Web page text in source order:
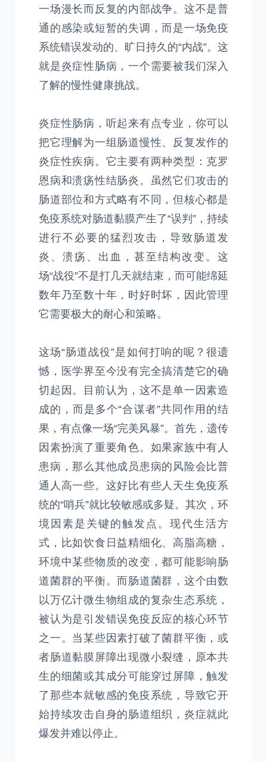
一场漫长而反复的内部战争。这不是普
通的感染或短暂的失调，而是一场免疫
系统错误发动的、旷日持久的“内战”。这
就是炎症性肠病，一个需要被我们深入
了解的慢性健康挑战。
炎症性肠病，听起来有点专业，你可以
把它理解为一组肠道慢性、反复发作的
炎症性疾病。它主要有两种类型：克罗
恩病和溃疡性结肠炎。虽然它们攻击的
肠道部位和方式略有不同，但核心都是
免疫系统对肠道黏膜产生了“误判”，持续
进行不必要的猛烈攻击，导致肠道发
炎、溃疡、出血，甚至结构改变。这
场“战役”不是打几天就结束，而可能绵延
数年乃至数十年，时好时坏，因此管理
它需要极大的耐心和策略。
这场“肠道战役”是如何打响的呢？很遗
憾，医学界至今没有完全搞清楚它的确
切起因。目前认为，这不是单一因素造
成的，而是多个“合谋者”共同作用的结
果，有点像一场“完美风暴”。首先，遗传
因素扮演了重要角色。如果家族中有人
患病，那么其他成员患病的风险会比普
通人高一些。这好比有些人天生免疫系
统的“哨兵”就比较敏感或多疑。其次，环
境因素是关键的触发点。现代生活方
式，比如饮食日益精细化、高脂高糖，
环境中某些物质的改变，都可能影响肠
道菌群的平衡。而肠道菌群，这个由数
以万亿计微生物组成的复杂生态系统，
被认为是引发错误免疫反应的核心环节
之一。当某些因素打破了菌群平衡，或
者肠道黏膜屏障出现微小裂缝，原本共
生的细菌或其成分可能穿过屏障，触发
了那些本就敏感的免疫系统，导致它开
始持续攻击自身的肠道组织，炎症就此
爆发并难以停止。